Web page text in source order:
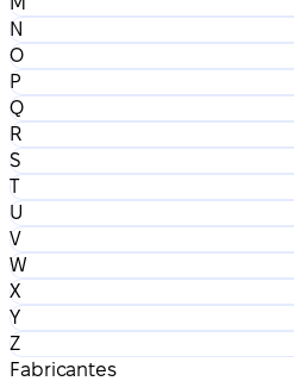
N
O
P
Q
R
S
T
U
V
W
X
Y
Z
Fabricantes